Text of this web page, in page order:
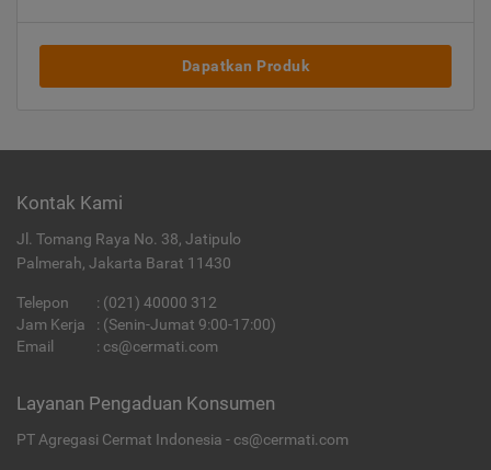
Dapatkan Produk
Kontak Kami
Jl. Tomang Raya No. 38, Jatipulo
Palmerah, Jakarta Barat 11430
Telepon : (021) 40000 312
Jam Kerja
: (Senin-Jumat 9:00-17:00)
Email
: cs@cermati.com
Layanan Pengaduan Konsumen
PT Agregasi Cermat Indonesia - cs@cermati.com